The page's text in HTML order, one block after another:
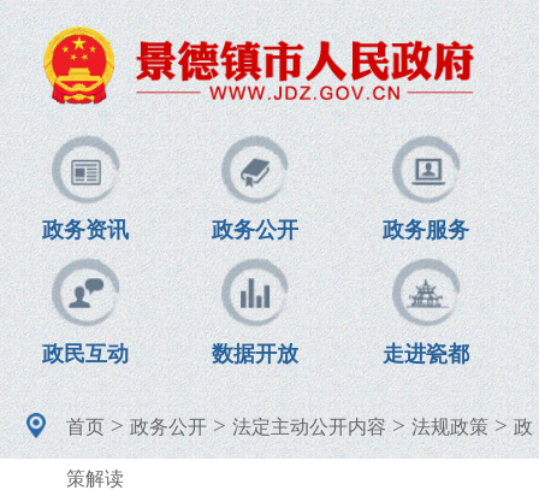
政务资讯 政务公开 政务服务
政民互动 数据开放 走进瓷都
首页>政务公开>法定主动公开内容>法规政策>政
策解读